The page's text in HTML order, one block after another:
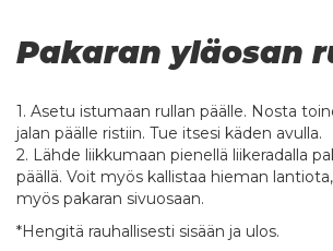
Pakaran yläosan
1. Asetu istumaan rullan päälle. Nosta
jalan päälle ristiin. Tue itsesi käden avulla.
2. Lähde liikkumaan pienellä liikeradalla
päällä. Voit myös kallistaa hieman
myös pakaran sivuosaan.
*Hengitä rauhallisesti sisään ja ulos.